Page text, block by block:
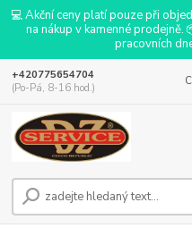
💻 Akční ceny platí pouze při
na nákup v kamenné
pracovních
+420775654704
(Po-Pá, 8-16 hod.)